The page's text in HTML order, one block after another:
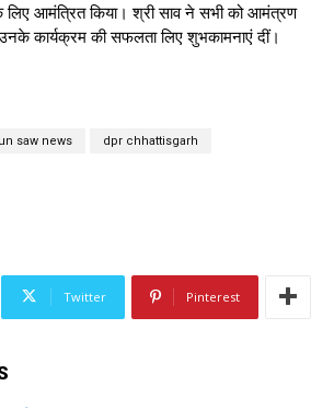
लिए आमंत्रित किया। श्री साव ने सभी को आमंत्रण
कार्यक्रम की सफलता लिए शुभकामनाएं दीं।
saw news dpr chhattisgarh
Twitter Pinterest